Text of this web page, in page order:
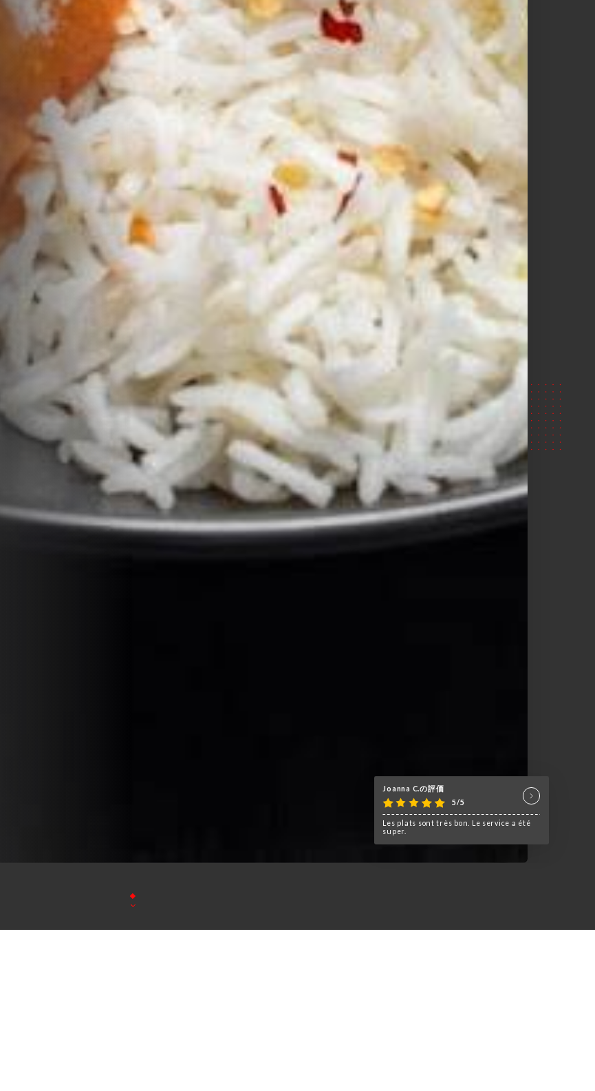
Joanna C.の評価
5/5
Les plats sont très bon. Le service a été
super.